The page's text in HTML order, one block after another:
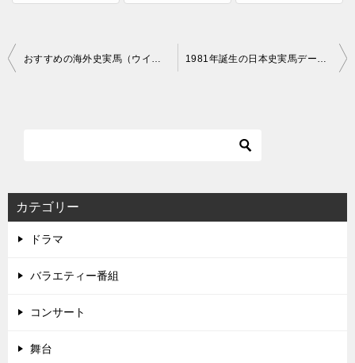
投
シ
ョ
おすすめの海外史実馬（ウイニングポスト7 2013） 1981年誕生の日本史実馬データ（ウイニングポスト7 2013）
カテゴリー
ドラマ
バラエティー番組
コンサート
舞台